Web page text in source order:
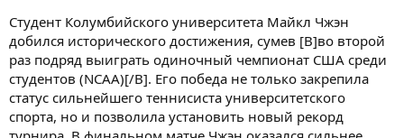
Студент Колумбийского университета Майкл Чжэн
добился исторического достижения, сумев [B]во второй
раз подряд выиграть одиночный чемпионат США среди
студентов (NCAA)[/B]. Его победа не только закрепила
статус сильнейшего теннисиста университетского
спорта, но и позволила установить новый рекорд